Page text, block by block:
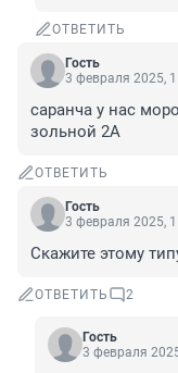
ОТВЕТИТЬ
Гость
3 февраля 2025,
саранча у нас
зольной 2А
ОТВЕТИТЬ
Гость
3 февраля 2025,
Скажите этому
ОТВЕТИТЬ 2
Гость
3 февраля